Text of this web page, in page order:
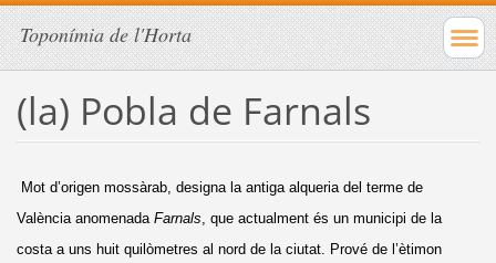
Toponímia de l'Horta
(la) Pobla de Farnals
Mot d’origen mossàrab, designa la antiga alqueria del terme de
València anomenada Farnals , que actualment és un municipi de la
costa a uns huit quilòmetres al nord de la ciutat. Prové de l’ètimon